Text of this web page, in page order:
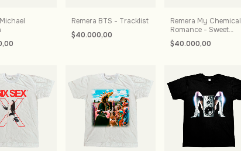
Remera BTS - Tracklist
$40.000,00
Remera My Chemical
Romance - Sweet
revenge
$40.000,00